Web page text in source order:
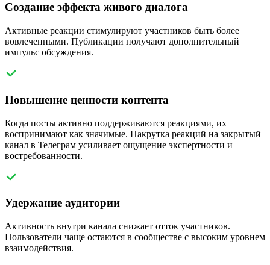
Создание эффекта живого диалога
Активные реакции стимулируют участников быть более
вовлеченными. Публикации получают дополнительный
импульс обсуждения.
Повышение ценности контента
Когда посты активно поддерживаются реакциями, их
воспринимают как значимые. Накрутка реакций на закрытый
канал в Телеграм усиливает ощущение экспертности и
востребованности.
Удержание аудитории
Активность внутри канала снижает отток участников.
Пользователи чаще остаются в сообществе с высоким уровнем
взаимодействия.